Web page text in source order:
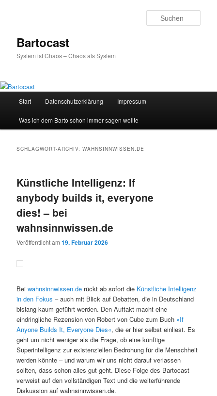
Bartocast
System ist Chaos – Chaos als System
Start Datenschutzerklärung Impressum
Was ich dem Barto schon immer sagen wollte
SCHLAGWORT-ARCHIV:WAHNSINNWISSEN.DE
Künstliche Intelligenz: If
anybody builds it, everyone
dies! – bei
wahnsinnwissen.de
Veröffentlicht am19. Februar 2026
Beiwahnsinnwissen.de rückt ab sofort die Künstliche Intelligenz
in den Fokus – auch mit Blick auf Debatten, die in Deutschland
bislang kaum geführt werden. Den Auftakt macht eine
eindringliche Rezension von Robert von Cube zum Buch »If
Anyone Builds It, Everyone Dies«, die er hier selbst einliest. Es
geht um nicht weniger als die Frage, ob eine künftige
Superintelligenz zur existenziellen Bedrohung für die Menschheit
werden könnte – und warum wir uns nicht darauf verlassen
sollten, dass schon alles gut geht. Diese Folge des Bartocast
verweist auf den vollständigen Text und die weiterführende
Diskussion auf wahnsinnwissen.de.